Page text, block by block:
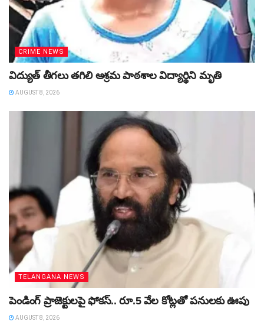
CRIME NEWS
విద్యుత్‌ తీగలు తగిలి ఆశ్రమ పాఠశాల విద్యార్థిని మృతి
AUGUST 8, 2026
TELANGANA NEWS
పెండింగ్‌ ప్రాజెక్టులపై ఫోకస్‌.. రూ.5 వేల కోట్లతో పనులకు ఊపు
AUGUST 8, 2026